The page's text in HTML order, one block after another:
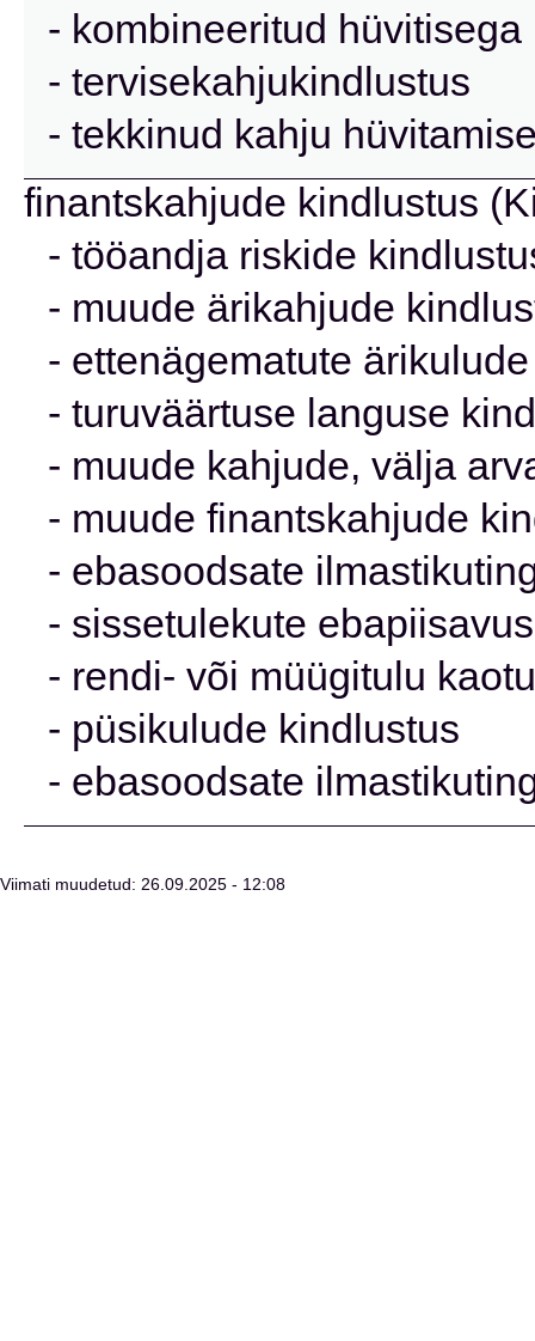
- kombineeritud hüvitisega
- tervisekahjukindlustus
- tekkinud kahju
finantskahjude kindlustus
- tööandja riskide
- muude ärikahjude
- ettenägematute
- turuväärtuse languse
- muude kahjude, välja
- muude finantskahjude
- ebasoodsate
- sissetulekute
- rendi- või müügitulu
- püsikulude kindlustus
- ebasoodsate
Viimati muudetud: 26.09.2025 - 12:08